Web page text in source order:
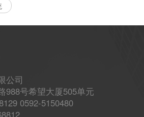
公司
988号希望大厦505单元
0592-5150480